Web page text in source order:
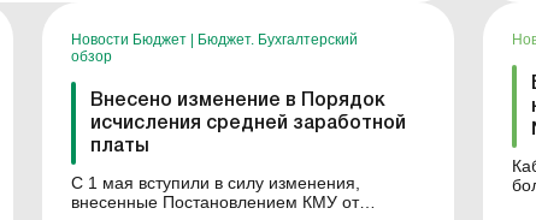
Новости Бюджет
Бюджет. Бухгалтерский
обзор
Внесено изменение в Порядок
исчисления средней заработной
платы
С 1 мая вступили в силу изменения,
внесенные Постановлением КМУ от